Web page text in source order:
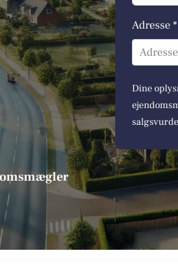
Adresse *
Adresse
Dine